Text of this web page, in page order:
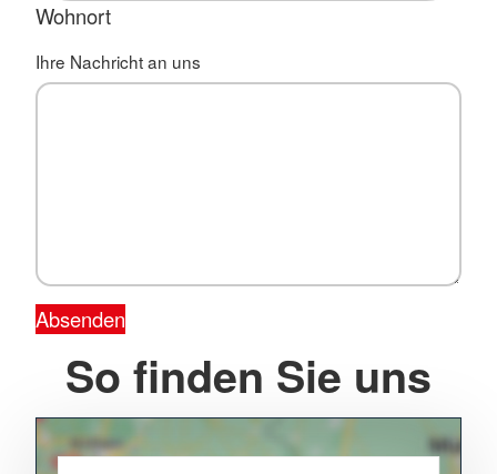
Wohnort
Ihre Nachricht an uns
Absenden
So finden Sie uns